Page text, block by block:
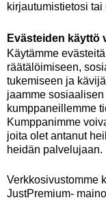
kirjautumistietosi
Evästeiden käyttö
Käytämme
räätälöimiseen,
tukemiseen ja
jaamme
kumppaneillemme
Kumppanimme
joita olet antanut
heidän palvelujaan.
Verkkosivustomme
JustPremium-